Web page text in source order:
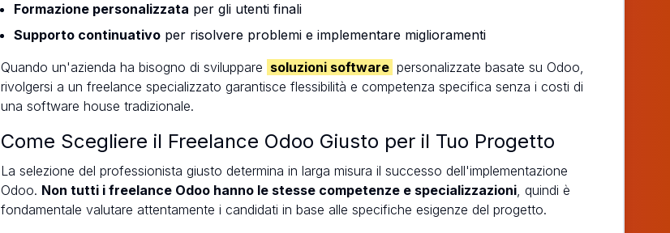
Formazione personalizzata per gli utenti finali
Supporto continuativo per risolvere problemi e implementare miglioramenti
Quando un'azienda ha bisogno di sviluppare soluzioni software personalizzate basate su Odoo,
rivolgersi a un freelance specializzato garantisce flessibilità e competenza specifica senza i costi di
una software house tradizionale.
Come Scegliere il Freelance Odoo Giusto per il Tuo Progetto
La selezione del professionista giusto determina in larga misura il successo dell'implementazione
Odoo. Non tutti i freelance Odoo hanno le stesse competenze e specializzazioni, quindi è
fondamentale valutare attentamente i candidati in base alle specifiche esigenze del progetto.